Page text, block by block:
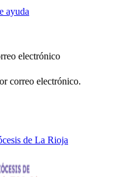
ayuda
electrónico
correo electrónico.
de La Rioja